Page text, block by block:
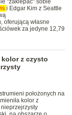
"zaklepać" sobie
i Edgar Kim z Seattle
oferującą własne
za jedyne 12,79
kolor z czysto
położonych na
kolor z